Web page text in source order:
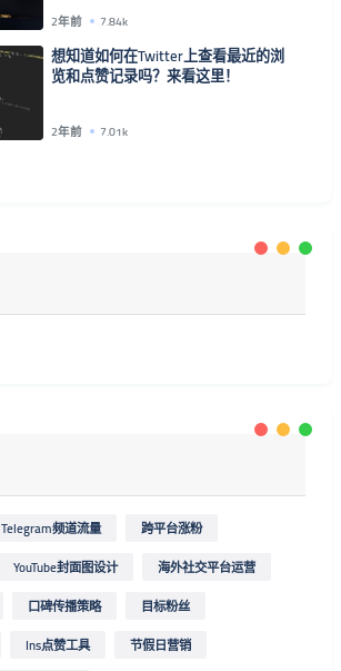
2年前 7.84k
想知道如何在Twitter上查看最近的浏
览和点赞记录吗？来看这里！
2年前 7.01k
Telegram频道流量
跨平台涨粉
YouTube封面图设计
海外社交平台运营
口碑传播策略
目标粉丝
Ins点赞工具
节假日营销